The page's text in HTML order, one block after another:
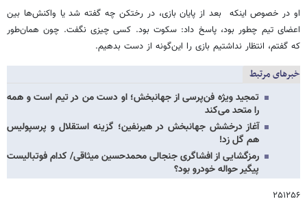
او در خصوص اینکه بعد از پایان بازی، در رختکن چه گفته شد یا واکنش‌ها بین
اعضای تیم چطور بود، پاسخ داد: سکوت بود. کسی چیزی نگفت. چون همان‌طور
که گفتم، انتظار نداشتیم بازی را این‌گونه از دست بدهیم.
خبرهای مرتبط
تمجید ویژه فن‌پرسی از جهانبخش؛ او دست من در تیم است و همه
را متحد می‌کند
آغاز درخشش جهانبخش در هیرنفین؛ گزینه استقلال و پرسپولیس
هم گل زد!
رمزگشایی از افشاگری جنجالی محمدحسین میثاقی/ کدام فوتبالیست
پیگیر حواله خودرو بود؟
۲۵۱۲۵۶